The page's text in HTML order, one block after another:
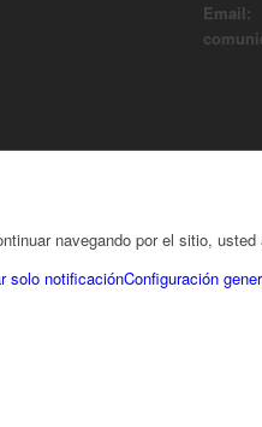
Email:
navegando por el sitio,
solo notificaciónConfiguración